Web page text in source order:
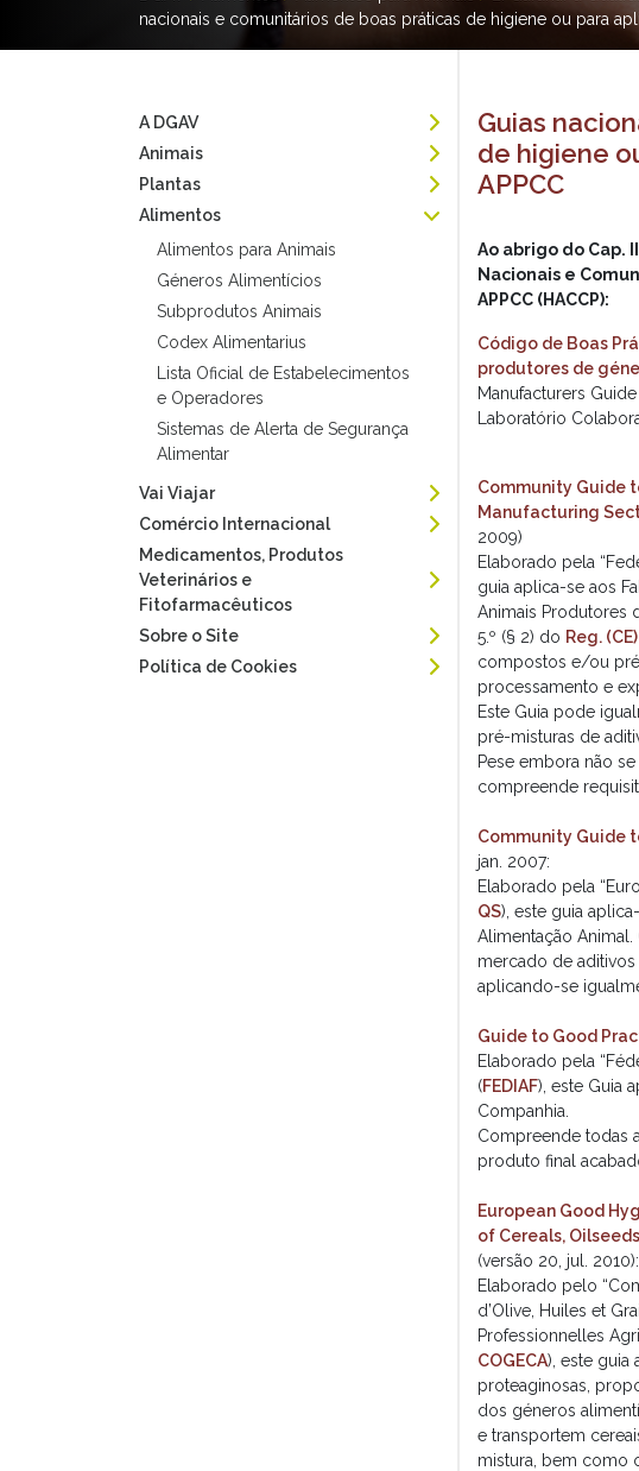
nacionais e comunitários de boas práticas de higiene ou para
A DGAV
Animais
Plantas
Alimentos
Alimentos para Animais
Géneros Alimentícios
Subprodutos Animais
Codex Alimentarius
Lista Oficial de Estabelecimentos
e Operadores
Sistemas de Alerta de Segurança
Alimentar
Vai Viajar
Comércio Internacional
Medicamentos, Produtos
Veterinários e
Fitofarmacêuticos
Sobre o Site
Política de Cookies
Guias
de higiene
APPCC
Ao abrigo do Cap.
Nacionais e
APPCC (HACCP):
Código de Boas
produtores de
Manufacturers
Laboratório
Community Guide
Manufacturing
2009)
Elaborado pela
guia aplica-se aos
Animais Produtores
5.º (§ 2) do Reg.
compostos e/ou
processamento e
Este Guia pode
pré-misturas de
Pese embora não
compreende
Community Guide
jan. 2007:
Elaborado pela
QS), este guia
Alimentação
mercado de
aplicando-se
Guide to Good
Elaborado pela
(FEDIAF), este Guia
Companhia.
Compreende todas
produto final
European Good
of Cereals,
(versão 20, jul. 2010):
Elaborado pelo
d’Olive, Huiles et
Professionnelles
COGECA), este guia
proteaginosas,
dos géneros
e transportem
mistura, bem como